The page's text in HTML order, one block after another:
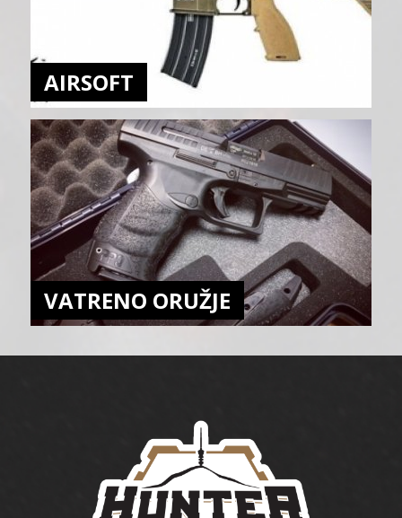
AIRSOFT
VATRENO ORUŽJE